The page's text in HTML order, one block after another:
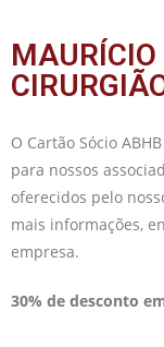
O Cartão Sócio
para nossos
oferecidos pelo
mais informações,
empresa.
30% de desconto